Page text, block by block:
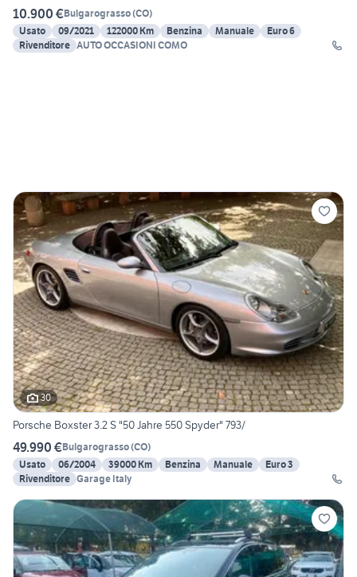
10.900 €Bulgarograsso(CO)
Usato
09/2021 122000 Km Benzina Manuale
Euro 6
Rivenditore AUTO OCCASIONI COMO
30
Porsche Boxster 3.2 S "50 Jahre 550 Spyder" 793/
49.990 €Bulgarograsso(CO)
Usato
06/2004 39000 Km Benzina Manuale
Euro 3
Rivenditore Garage Italy